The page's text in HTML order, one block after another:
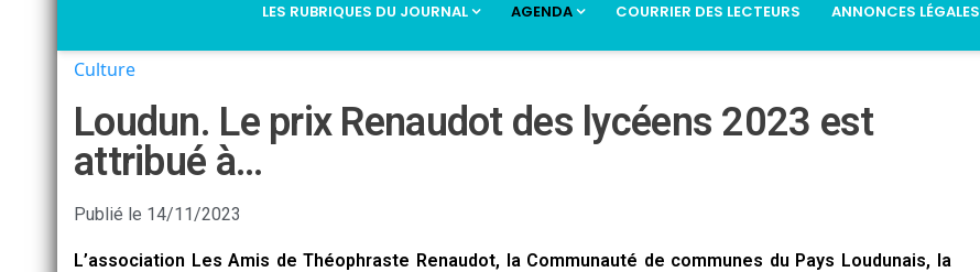
LES RUBRIQUES DU JOURNAL AGENDA COURRIER DES LECTEURS ANNONCES LÉGALES
Culture
Loudun. Le prix Renaudot des lycéens 2023 est
attribué à…
Publié le 14/11/2023
L’association Les Amis de Théophraste Renaudot, la Communauté de communes du Pays Loudunais, la